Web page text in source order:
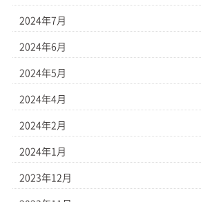
2024年7月
2024年6月
2024年5月
2024年4月
2024年2月
2024年1月
2023年12月